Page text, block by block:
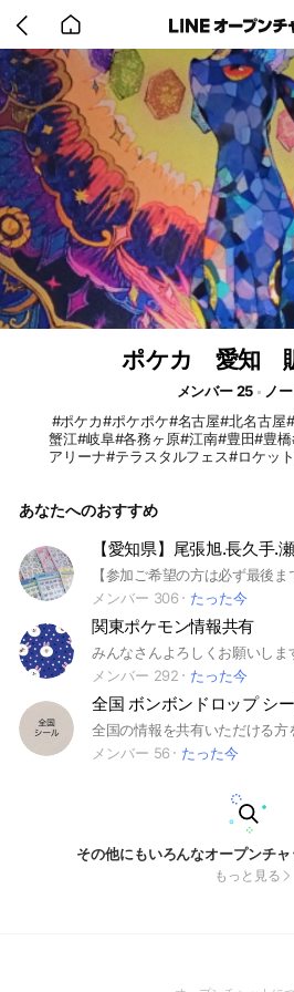
back
to
home
ポケカ 愛知
メンバー 25
ノ
#ポケカ#ポケポケ#名古屋#北名古屋
蟹江#岐阜#各務ヶ原#江南#豊田#豊
アリーナ#テラスタルフェス#ロケッ
あなたへのおすすめ
【愛知県】尾張旭.長久手.
メンバー 306
たった今
関東ポケモン情報共有
みんなさんよろしくお願いしま
メンバー 292
たった今
全国 ボンボンドロップ シ
メンバー 56
たった今
その他にもいろんなオープンチ
もっと見る